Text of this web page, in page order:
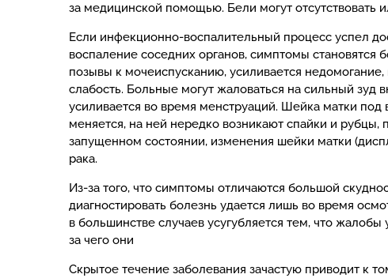
за медицинской помощью. Бели могут отсутствовать
Если инфекционно-воспалительный процесс успел
воспаление соседних органов, симптомы становятся
позывы к мочеиспусканию, усиливается
слабость. Больные могут жаловаться на сильный зуд
усиливается во время менструаций. Шейка матки
меняется, на ней нередко возникают спайки и рубцы,
запущенном состоянии, изменения шейки матки
рака.
Из-за того, что симптомы отличаются большой
диагностировать болезнь удается лишь во время
в большинстве случаев усугубляется тем, что жалобы
за чего они
Скрытое течение заболевания зачастую приводит к